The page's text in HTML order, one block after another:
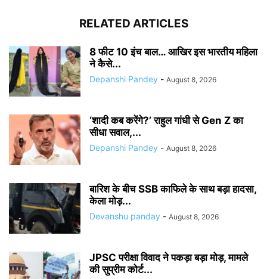
RELATED ARTICLES
8 फीट 10 इंच बाल… आखिर इस भारतीय महिला
ने कैसे...
Depanshi Pandey - August 8, 2026
‘शादी कब करेंगे?’ राहुल गांधी से Gen Z का
सीधा सवाल,...
Depanshi Pandey - August 8, 2026
बारिश के बीच SSB काफिले के साथ बड़ा हादसा,
केला मोड़...
Devanshu panday - August 8, 2026
JPSC परीक्षा विवाद ने पकड़ा बड़ा मोड़, मामले
की सुप्रीम कोर्ट...